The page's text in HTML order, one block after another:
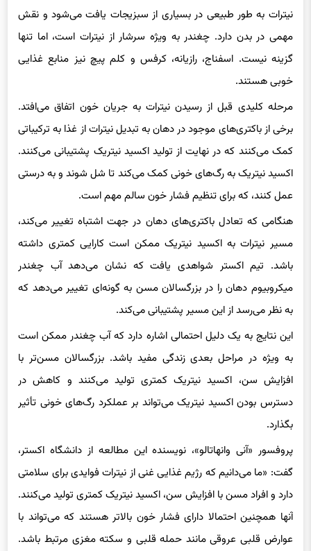
نیترات به طور طبیعی در بسیاری از سبزیجات یافت می‌شود و نقش
مهمی در بدن دارد. چغندر به ویژه سرشار از نیترات است، اما تنها
گزینه نیست. اسفناج، رازیانه، کرفس و کلم پیچ نیز منابع غذایی
خوبی هستند.
مرحله کلیدی قبل از رسیدن نیترات به جریان خون اتفاق می‌افتد.
برخی از باکتری‌های موجود در دهان به تبدیل نیترات از غذا به ترکیباتی
کمک می‌کنند که در نهایت از تولید اکسید نیتریک پشتیبانی می‌کنند.
اکسید نیتریک به رگ‌های خونی کمک می‌کند تا شل شوند و به درستی
عمل کنند، که برای تنظیم فشار خون سالم مهم است.
هنگامی که تعادل باکتری‌های دهان در جهت اشتباه تغییر می‌کند،
مسیر نیترات به اکسید نیتریک ممکن است کارایی کمتری داشته
باشد. تیم اکستر شواهدی یافت که نشان می‌دهد آب چغندر
میکروبیوم دهان را در بزرگسالان مسن به گونه‌ای تغییر می‌دهد که
به نظر می‌رسد از این مسیر پشتیبانی می‌کند.
این نتایج به یک دلیل احتمالی اشاره دارد که آب چغندر ممکن است
به ویژه در مراحل بعدی زندگی مفید باشد. بزرگسالان مسن‌تر با
افزایش سن، اکسید نیتریک کمتری تولید می‌کنند و کاهش در
دسترس بودن اکسید نیتریک می‌تواند بر عملکرد رگ‌های خونی تأثیر
بگذارد.
پروفسور «آنی وانهاتالو»، نویسنده این مطالعه از دانشگاه اکستر،
گفت: «ما می‌دانیم که رژیم غذایی غنی از نیترات فوایدی برای سلامتی
دارد و افراد مسن با افزایش سن، اکسید نیتریک کمتری تولید می‌کنند.
آنها همچنین احتمالا دارای فشار خون بالاتر هستند که می‌تواند با
عوارض قلبی عروقی مانند حمله قلبی و سکته مغزی مرتبط باشد.